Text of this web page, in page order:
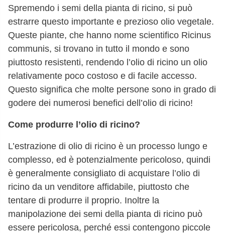
Spremendo i semi della pianta di ricino, si può
estrarre questo importante e prezioso olio vegetale.
Queste piante, che hanno nome scientifico Ricinus
communis, si trovano in tutto il mondo e sono
piuttosto resistenti, rendendo l’olio di ricino un olio
relativamente poco costoso e di facile accesso.
Questo significa che molte persone sono in grado di
godere dei numerosi benefici dell’olio di ricino!
Come produrre l’olio di ricino?
L’estrazione di olio di ricino è un processo lungo e
complesso, ed è potenzialmente pericoloso, quindi
è generalmente consigliato di acquistare l’olio di
ricino da un venditore affidabile, piuttosto che
tentare di produrre il proprio. Inoltre la
manipolazione dei semi della pianta di ricino può
essere pericolosa, perché essi contengono piccole